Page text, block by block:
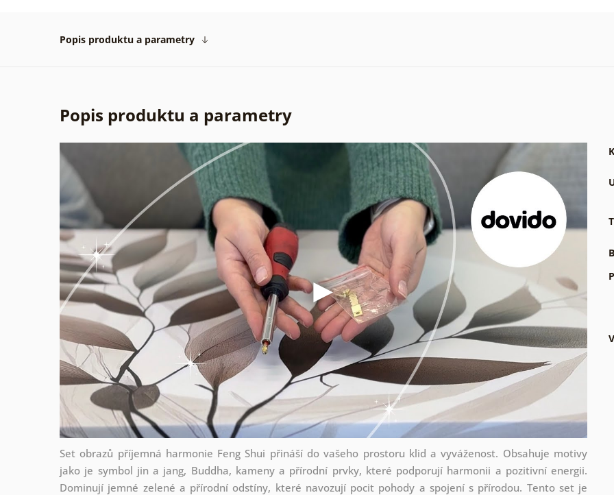
Popis produktu a parametry
Popis produktu a parametry
Set obrazů příjemná harmonie Feng Shui přináší do vašeho prostoru klid a vyváženost. Obsahuje motivy
jako je symbol jin a jang, Buddha, kameny a přírodní prvky, které podporují harmonii a pozitivní energii.
Dominují jemné zelené a přírodní odstíny, které navozují pocit pohody a spojení s přírodou. Tento set je